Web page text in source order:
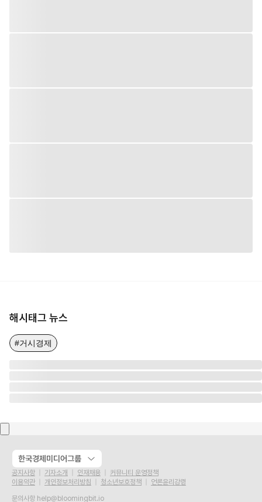
해시태그 뉴스
#거시경제
한국경제미디어그룹
공지사항 기자소개 인재채용
커뮤니티 운영정책
이용약관
개인정보처리방침 청소년보호정책
언론윤리강령
문의사항 help@bloomingbit.io